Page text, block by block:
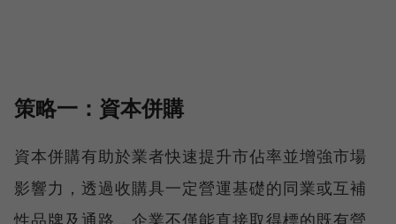
策略一：資本併購
資本併購有助於業者快速提升市佔率並增強市場
影響力，透過收購具一定營運基礎的同業或互補
性品牌及通路，企業不僅能直接取得標的既有營